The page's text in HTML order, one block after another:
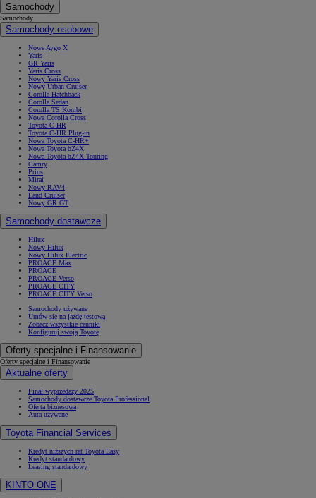
Samochody
Samochody
Samochody osobowe
Nowe Aygo X
Yaris
GR Yaris
Yaris Cross
Nowy Yaris Cross
Nowy Urban Cruiser
Corolla Hatchback
Corolla Sedan
Corolla TS Kombi
Nowa Corolla Cross
Toyota C-HR
Toyota C-HR Plug-in
Nowa Toyota C-HR+
Nowa Toyota bZ4X
Nowa Toyota bZ4X Touring
Camry
Prius
Mirai
Nowy RAV4
Land Cruiser
Nowy GR GT
Samochody dostawcze
Hilux
Nowy Hilux
Nowy Hilux Electric
PROACE Max
PROACE
PROACE Verso
PROACE CITY
PROACE CITY Verso
Samochody używane
Umów się na jazdę testową
Zobacz wszystkie cenniki
Konfiguruj swoją Toyotę
Oferty specjalne i Finansowanie
Oferty specjalne i Finansowanie
Aktualne oferty
Finał wyprzedaży 2025
Samochody dostawcze Toyota Professional
Oferta biznesowa
Auta używane
Toyota Financial Services
Kredyt niższych rat Toyota Easy
Kredyt standardowy
Leasing standardowy
KINTO ONE